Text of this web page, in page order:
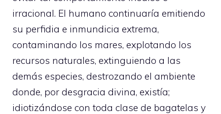
irracional. El humano continuaría emitiendo
su perfidia e inmundicia extrema,
contaminando los mares, explotando los
recursos naturales, extinguiendo a las
demás especies, destrozando el ambiente
donde, por desgracia divina, existía;
idiotizándose con toda clase de bagatelas y